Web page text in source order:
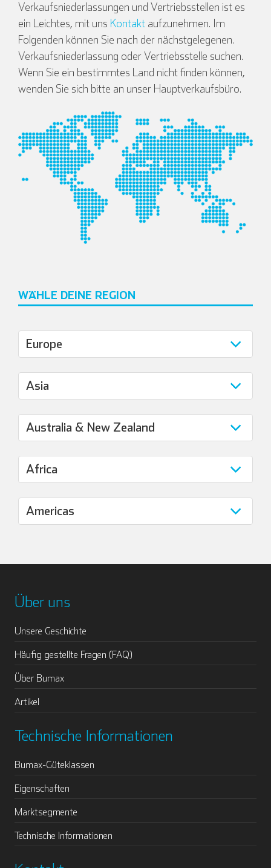
Verkaufsniederlassungen und Vertriebsstellen ist es
ein Leichtes, mit uns Kontakt aufzunehmen. Im
Folgenden können Sie nach der nächstgelegenen.
Verkaufsniederlassung oder Vertriebsstelle suchen.
Wenn Sie ein bestimmtes Land nicht finden können,
wenden Sie sich bitte an unser Hauptverkaufsbüro.
WÄHLE DEINE REGION
Über uns
Unsere Geschichte
Häufig gestellte Fragen (FAQ)
Über Bumax
Artikel
Technische Informationen
Bumax-Güteklassen
Eigenschaften
Marktsegmente
Technische Informationen